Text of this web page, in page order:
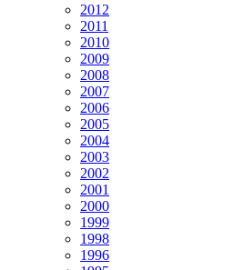
2012
2011
2010
2009
2008
2007
2006
2005
2004
2003
2002
2001
2000
1999
1998
1996